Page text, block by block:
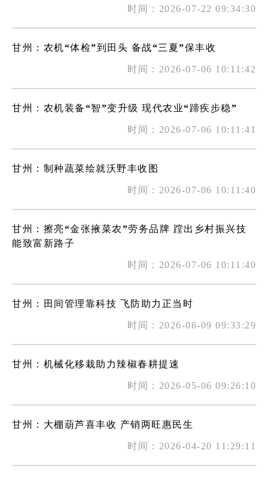
时间：2026-07-22 09:34:30
甘州：农机“体检”到田头 备战“三夏”保丰收
时间：2026-07-06 10:11:42
甘州：农机装备“智”变升级 现代农业“蹄疾步稳”
时间：2026-07-06 10:11:41
甘州：制种蔬菜绘就沃野丰收图
时间：2026-07-06 10:11:40
甘州：擦亮“金张掖菜农”劳务品牌 蹚出乡村振兴技
能致富新路子
时间：2026-07-06 10:11:40
​甘州：田间管理靠科技 飞防助力正当时
时间：2026-06-09 09:33:29
甘州：机械化移栽助力辣椒春耕提速
时间：2026-05-06 09:26:10
甘州：大棚葫芦喜丰收 产销两旺惠民生
时间：2026-04-20 11:29:11